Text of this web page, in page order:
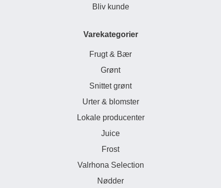
Bliv kunde
Varekategorier
Frugt & Bær
Grønt
Snittet grønt
Urter & blomster
Lokale producenter
Juice
Frost
Valrhona Selection
Nødder